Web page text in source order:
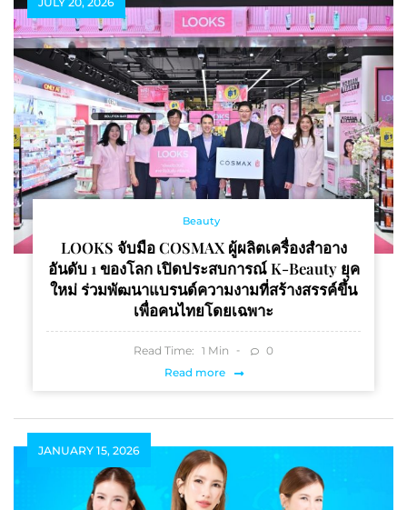
Beauty
LOOKS จับมือ COSMAX ผู้ผลิตเครื่องสำอาง
อันดับ 1 ของโลก เปิดประสบการณ์ K-Beauty ยุค
ใหม่ ร่วมพัฒนาแบรนด์ความงามที่สร้างสรรค์ขึ้น
เพื่อคนไทยโดยเฉพาะ
Read Time: 1 Min
0
Read more
JANUARY 15, 2026